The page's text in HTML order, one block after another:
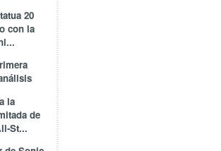
20
con la
la
de
St...